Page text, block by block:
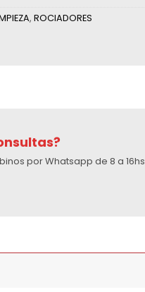
, ROCIADORES
por Whatsapp de 8 a 16hs